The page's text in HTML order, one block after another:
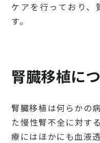
ケアを行っており、
す。
腎臓移植に
腎臓移植は何らかの
た慢性腎不全に対す
療にはほかにも血液